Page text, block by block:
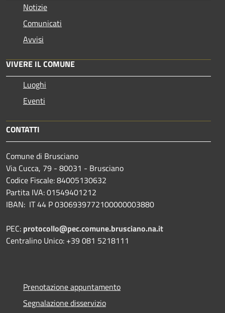
Notizie
Comunicati
Avvisi
VIVERE IL COMUNE
Luoghi
Eventi
CONTATTI
Comune di Brusciano
Via Cucca, 79 - 80031 - Brusciano
Codice Fiscale: 84005130632
Partita IVA: 01549401212
IBAN: IT 44 P 0306939772100000003880
PEC: protocollo@pec.comune.brusciano.na.it
Centralino Unico: +39 081 5218111
Prenotazione appuntamento
Segnalazione disservizio